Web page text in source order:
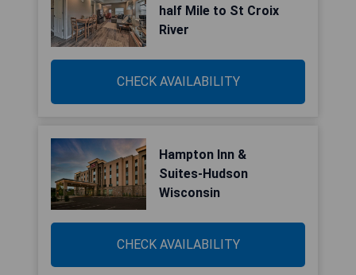
half Mile to St Croix
River
CHECK AVAILABILITY
Hampton Inn &
Suites-Hudson
Wisconsin
CHECK AVAILABILITY